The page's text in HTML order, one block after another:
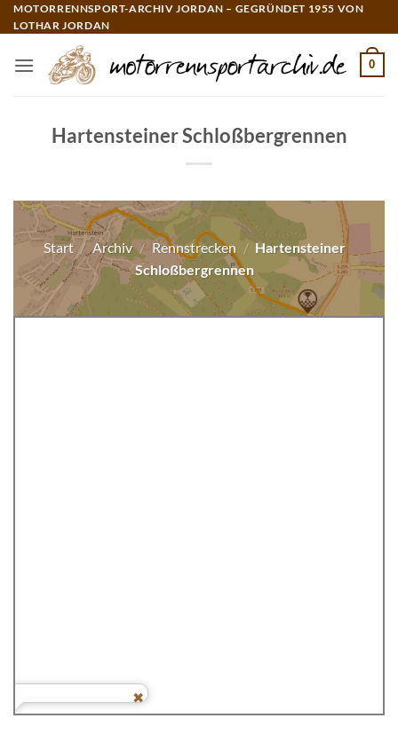
Zum
Inhalt
MOTORRENNSPORT-ARCHIV JORDAN – GEGRÜNDET 1955 VON
LOTHAR JORDAN
0
Hartensteiner Schloßbergrennen
Start / Archiv / Rennstrecken / Hartensteiner
Schloßbergrennen